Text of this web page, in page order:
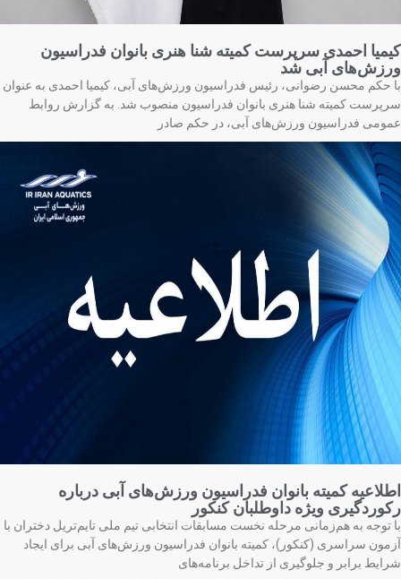
احمدی سرپرست کمیته شنا هنری بانوان فدراسیون
آبی شد
حکم محسن رضوانی، رئیس فدراسیون ورزش‌های آبی، کیمیا احمدی به عنوان
کمیته شنا هنری بانوان فدراسیون منصوب شد. به گزارش روابط
فدراسیون ورزش‌های آبی، در حکم صادر
کمیته بانوان فدراسیون ورزش‌های آبی درباره
ویژه داوطلبان کنکور
توجه به هم‌زمانی مرحله نخست مسابقات انتخابی تیم ملی تایم‌تریل دختران با
سراسری (کنکور)، کمیته بانوان فدراسیون ورزش‌های آبی برای ایجاد
برابر و جلوگیری از تداخل برنامه‌های